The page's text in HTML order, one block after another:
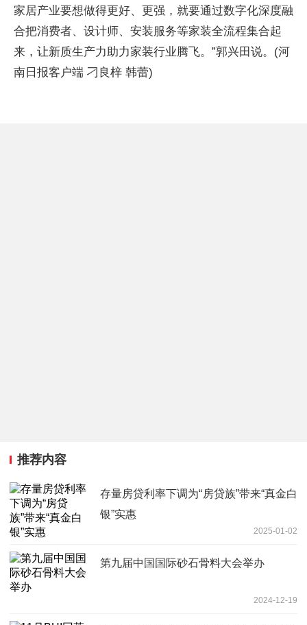
家居产业要想做得更好、更强，就要通过数字化深度融
合把消费者、设计师、安装服务等家装全流程集合起
来，让新质生产力助力家装行业腾飞。”郭兴田说。(河
南日报客户端 刁良梓 韩蕾)
推荐内容
存量房贷利率下调为“房贷族”带来“真金白
银”实惠
2025-01-02
第九届中国国际砂石骨料大会举办
2024-12-19